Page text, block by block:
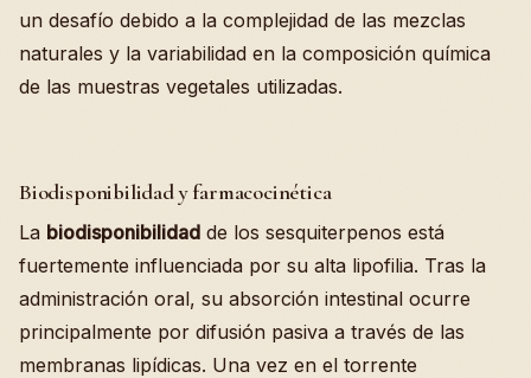
un desafío debido a la complejidad de las mezclas
naturales y la variabilidad en la composición química
de las muestras vegetales utilizadas.
Biodisponibilidad y farmacocinética
La biodisponibilidad de los sesquiterpenos está
fuertemente influenciada por su alta lipofilia. Tras la
administración oral, su absorción intestinal ocurre
principalmente por difusión pasiva a través de las
membranas lipídicas. Una vez en el torrente